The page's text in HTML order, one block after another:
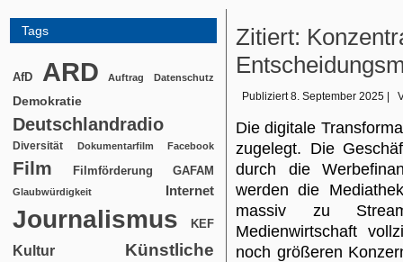
Tags
AfD ARD Auftrag Datenschutz
Demokratie
Deutschlandradio
Diversität Dokumentarfilm Facebook
Film Filmförderung GAFAM
Glaubwürdigkeit Internet
Journalismus KEF
Kultur
Künstliche
Zitiert:
Publiziert 8. September 2025
Die digitale
zugelegt. Die
durch die
werden die
massiv zu
Medienwirtschaft
noch größeren